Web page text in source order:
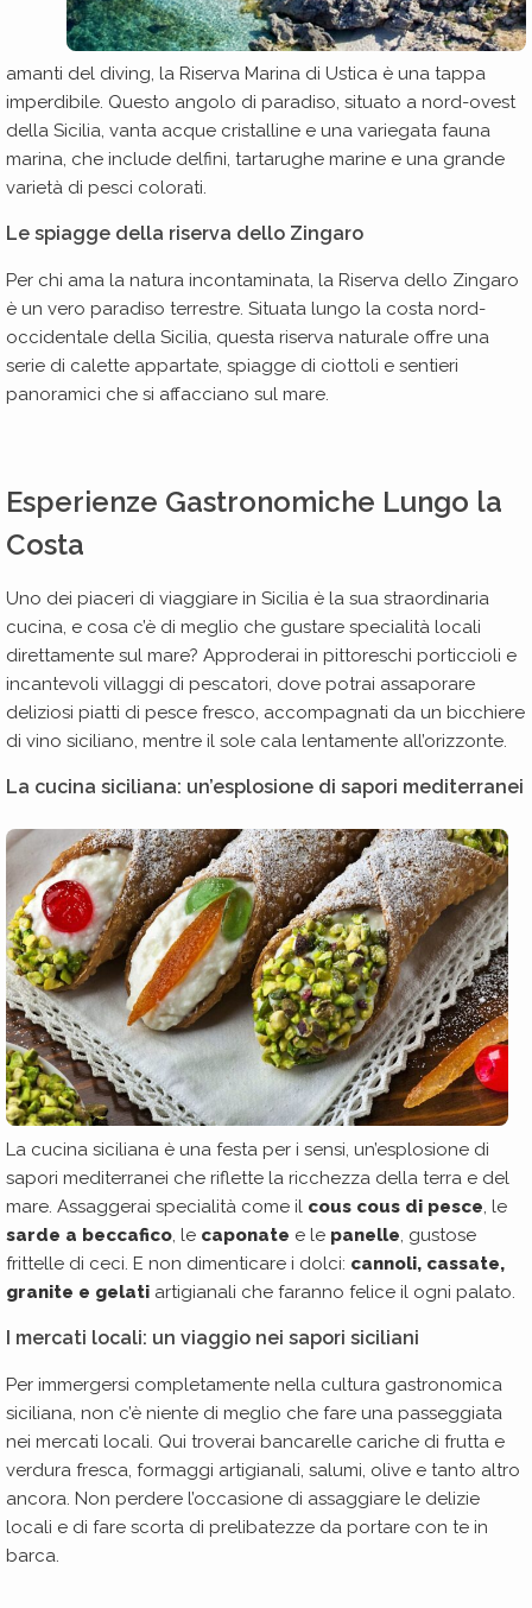
amanti del diving, la Riserva Marina di Ustica è una tappa
imperdibile. Questo angolo di paradiso, situato a nord-ovest
della Sicilia, vanta acque cristalline e una variegata fauna
marina, che include delfini, tartarughe marine e una grande
varietà di pesci colorati.
Le spiagge della riserva dello Zingaro
Per chi ama la natura incontaminata, la Riserva dello Zingaro
è un vero paradiso terrestre. Situata lungo la costa nord-
occidentale della Sicilia, questa riserva naturale offre una
serie di calette appartate, spiagge di ciottoli e sentieri
panoramici che si affacciano sul mare.
Esperienze Gastronomiche Lungo la
Costa
Uno dei piaceri di viaggiare in Sicilia è la sua straordinaria
cucina, e cosa c’è di meglio che gustare specialità locali
direttamente sul mare? Approderai in pittoreschi porticcioli e
incantevoli villaggi di pescatori, dove potrai assaporare
deliziosi piatti di pesce fresco, accompagnati da un bicchiere
di vino siciliano, mentre il sole cala lentamente all’orizzonte.
La cucina siciliana: un’esplosione di sapori mediterranei
La cucina siciliana è una festa per i sensi, un’esplosione di
sapori mediterranei che riflette la ricchezza della terra e del
mare. Assaggerai specialità come il cous cous di pesce, le
sarde a beccafico, le caponate e le panelle, gustose
frittelle di ceci. E non dimenticare i dolci: cannoli, cassate,
granite e gelati artigianali che faranno felice il ogni palato.
I mercati locali: un viaggio nei sapori siciliani
Per immergersi completamente nella cultura gastronomica
siciliana, non c’è niente di meglio che fare una passeggiata
nei mercati locali. Qui troverai bancarelle cariche di frutta e
verdura fresca, formaggi artigianali, salumi, olive e tanto altro
ancora. Non perdere l’occasione di assaggiare le delizie
locali e di fare scorta di prelibatezze da portare con te in
barca.